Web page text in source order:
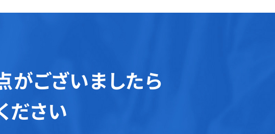
がございましたら
ださい